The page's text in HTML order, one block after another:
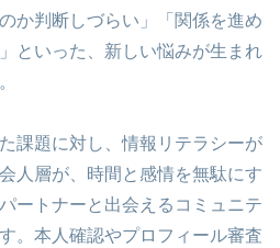
か判断しづらい」「関係を進め
といった、新しい悩みが生まれ
課題に対し、情報リテラシーが
人層が、時間と感情を無駄にす
ートナーと出会えるコミュニテ
。本人確認やプロフィール審査